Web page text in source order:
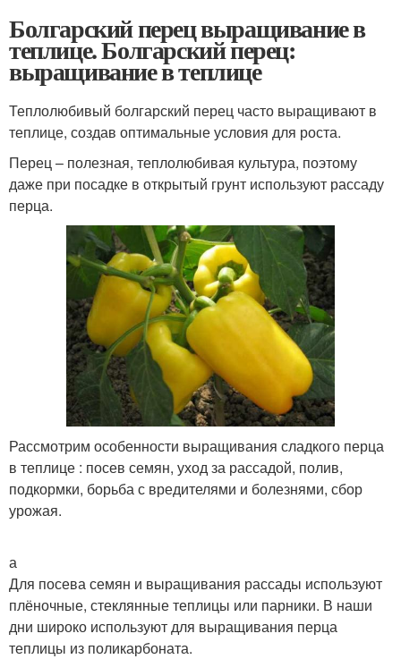
Болгарский перец выращивание в
теплице. Болгарский перец:
выращивание в теплице
Теплолюбивый болгарский перец часто выращивают в
теплице, создав оптимальные условия для роста.
Перец – полезная, теплолюбивая культура, поэтому
даже при посадке в открытый грунт используют рассаду
перца.
Рассмотрим особенности выращивания сладкого перца
в теплице : посев семян, уход за рассадой, полив,
подкормки, борьба с вредителями и болезнями, сбор
урожая.
а
Для посева семян и выращивания рассады используют
плёночные, стеклянные теплицы или парники. В наши
дни широко используют для выращивания перца
теплицы из поликарбоната.